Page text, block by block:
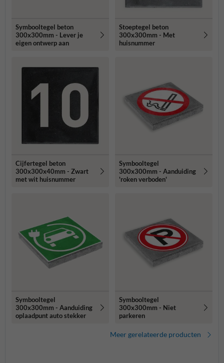
Symbooltegel beton
300x300mm - Lever je
eigen ontwerp aan
Stoeptegel beton
300x300mm - Met
huisnummer
Cijfertegel beton
300x300x40mm - Zwart
met wit huisnummer
Symbooltegel
300x300mm - Aanduiding
'roken verboden'
Symbooltegel
300x300mm - Aanduiding
oplaadpunt auto stekker
Symbooltegel
300x300mm - Niet
parkeren
Meer gerelateerde producten